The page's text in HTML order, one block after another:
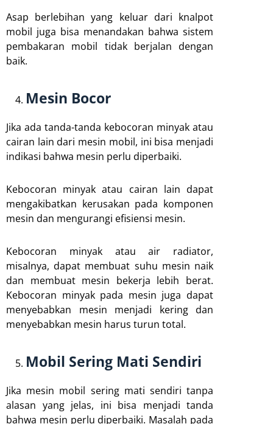
Asap berlebihan yang keluar dari knalpot
mobil juga bisa menandakan bahwa sistem
pembakaran mobil tidak berjalan dengan
baik.
Mesin Bocor
Jika ada tanda-tanda kebocoran minyak atau
cairan lain dari mesin mobil, ini bisa menjadi
indikasi bahwa mesin perlu diperbaiki.
Kebocoran minyak atau cairan lain dapat
mengakibatkan kerusakan pada komponen
mesin dan mengurangi efisiensi mesin.
Kebocoran minyak atau air radiator,
misalnya, dapat membuat suhu mesin naik
dan membuat mesin bekerja lebih berat.
Kebocoran minyak pada mesin juga dapat
menyebabkan mesin menjadi kering dan
menyebabkan mesin harus turun total.
Mobil Sering Mati Sendiri
Jika mesin mobil sering mati sendiri tanpa
alasan yang jelas, ini bisa menjadi tanda
bahwa mesin perlu diperbaiki. Masalah pada